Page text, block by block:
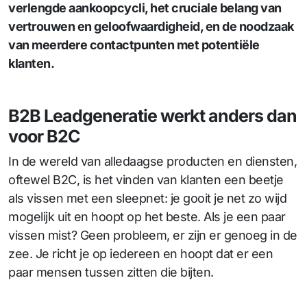
verlengde aankoopcycli, het cruciale belang van
vertrouwen en geloofwaardigheid, en de noodzaak
van meerdere contactpunten met potentiële
klanten.
B2B Leadgeneratie werkt anders dan
voor B2C
In de wereld van alledaagse producten en diensten,
oftewel B2C, is het vinden van klanten een beetje
als vissen met een sleepnet: je gooit je net zo wijd
mogelijk uit en hoopt op het beste. Als je een paar
vissen mist? Geen probleem, er zijn er genoeg in de
zee. Je richt je op iedereen en hoopt dat er een
paar mensen tussen zitten die bijten.